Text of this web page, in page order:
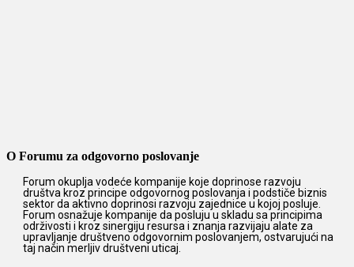
O Forumu za odgovorno poslovanje
Forum okuplja vodeće kompanije koje doprinose razvoju
društva kroz principe odgovornog poslovanja i podstiče biznis
sektor da aktivno doprinosi razvoju zajednice u kojoj posluje.
Forum osnažuje kompanije da posluju u skladu sa principima
održivosti i kroz sinergiju resursa i znanja razvijaju alate za
upravljanje društveno odgovornim poslovanjem, ostvarujući na
taj način merljiv društveni uticaj.